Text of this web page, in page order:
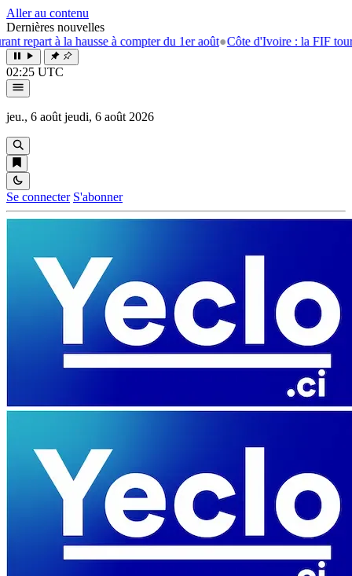
Aller au contenu
Dernières nouvelles
la hausse à compter du 1er août●Côte d'Ivoire : la FIF tourne la page
02:25 UTC
jeu., 6 août jeudi, 6 août 2026
Se connecter S'abonner